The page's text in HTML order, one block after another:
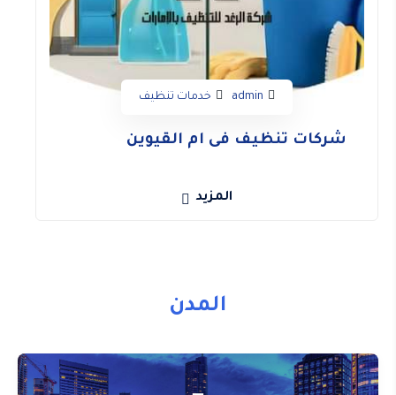
admin خدمات تنظيف
شركات تنظيف فى ام القيوين
المزيد
المدن